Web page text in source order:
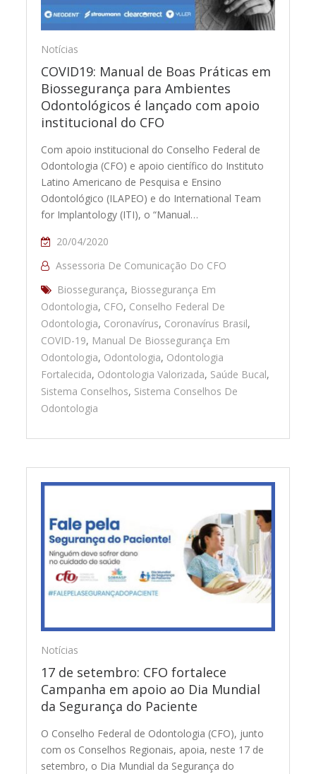
Notícias
COVID19: Manual de Boas Práticas em
Biossegurança para Ambientes
Odontológicos é lançado com apoio
institucional do CFO
Com apoio institucional do Conselho Federal de
Odontologia (CFO) e apoio científico do Instituto
Latino Americano de Pesquisa e Ensino
Odontológico (ILAPEO) e do International Team
for Implantology (ITI), o “Manual…
20/04/2020
Assessoria De Comunicação Do CFO
Biossegurança, Biossegurança Em
Odontologia, CFO, Conselho Federal De
Odontologia, Coronavírus, Coronavírus Brasil,
COVID-19, Manual De Biossegurança Em
Odontologia, Odontologia, Odontologia
Fortalecida, Odontologia Valorizada, Saúde Bucal,
Sistema Conselhos, Sistema Conselhos De
Odontologia
Notícias
17 de setembro: CFO fortalece
Campanha em apoio ao Dia Mundial
da Segurança do Paciente
O Conselho Federal de Odontologia (CFO), junto
com os Conselhos Regionais, apoia, neste 17 de
setembro, o Dia Mundial da Segurança do